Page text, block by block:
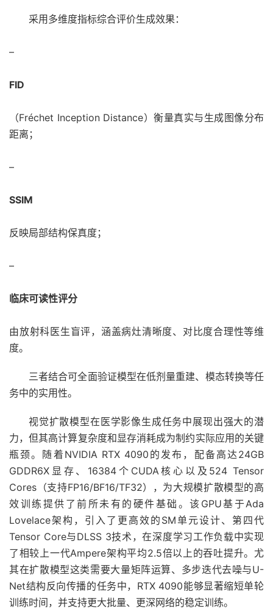
采用多维度指标综合评价生成效果：
–
FID
（Fréchet Inception Distance）衡量真实与生成图像分布
距离；
–
SSIM
反映局部结构保真度；
–
临床可读性评分
由放射科医生盲评，涵盖病灶清晰度、对比度合理性等维
度。
三者结合可全面验证模型在低剂量重建、模态转换等任
务中的实用性。
视觉扩散模型在医学影像生成任务中展现出强大的潜
力，但其高计算复杂度和显存消耗成为制约实际应用的关键
瓶颈。随着NVIDIA RTX 4090的发布，配备高达24GB
GDDR6X显存、16384个CUDA核心以及524 Tensor
Cores（支持FP16/BF16/TF32），为大规模扩散模型的高
效训练提供了前所未有的硬件基础。该GPU基于Ada
Lovelace架构，引入了更高效的SM单元设计、第四代
Tensor Core与DLSS 3技术，在深度学习工作负载中实现
了相较上一代Ampere架构平均2.5倍以上的吞吐提升。尤
其在扩散模型这类需要大量矩阵运算、多步迭代去噪与U-
Net结构反向传播的任务中，RTX 4090能够显著缩短单轮
训练时间，并支持更大批量、更深网络的稳定训练。